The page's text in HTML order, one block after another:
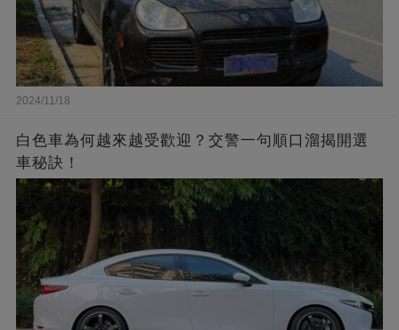
2024/11/18
白色車為何越來越受歡迎？交警一句順口溜揭開選
車秘訣！